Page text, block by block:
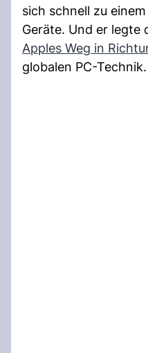
sich schnell zu
Geräte. Und er legte
Apples Weg in
globalen PC-Technik.